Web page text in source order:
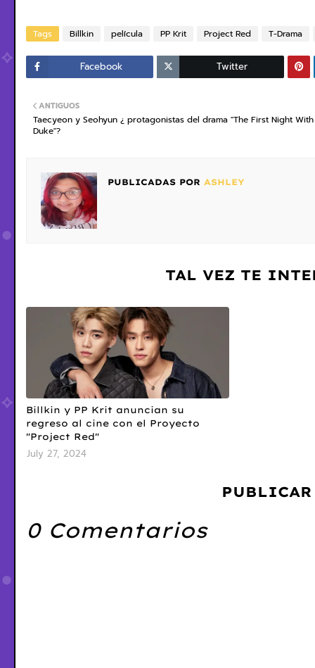
Tags Billkin película PP Krit Project Red T-Drama
Facebook Twitter
ANTIGUOS
Taecyeon y Seohyun ¿ protagonistas del drama "The First Night
Duke"?
PUBLICADAS POR ASHLEY
TAL VEZ TE
Billkin y PP Krit anuncian su
regreso al cine con el Proyecto
"Project Red"
July 27, 2024
0 Comentarios